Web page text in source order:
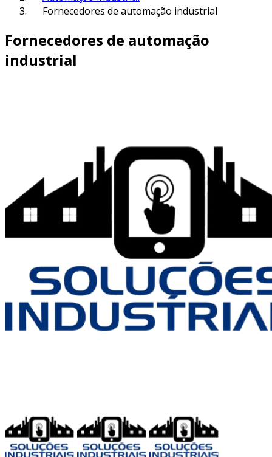
Fornecedores de automação industrial
Fornecedores de automação
industrial